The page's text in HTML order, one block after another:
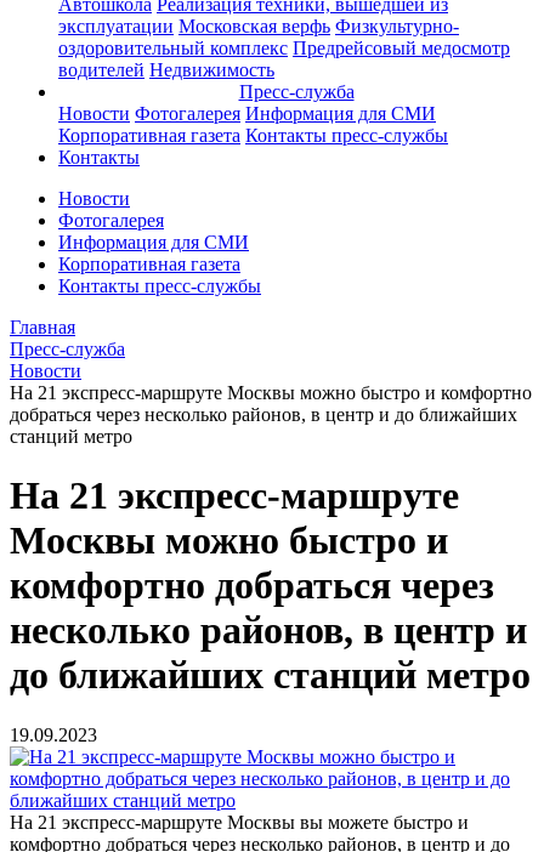
Автошкола Реализация техники, вышедшей из
эксплуатации Московская верфь Физкультурно-
оздоровительный комплекс Предрейсовый медосмотр
водителей Недвижимость
Пресс-служба
Новости Фотогалерея Информация для СМИ
Корпоративная газета Контакты пресс-службы
Контакты
Новости
Фотогалерея
Информация для СМИ
Корпоративная газета
Контакты пресс-службы
Главная
Пресс-служба
Новости
На 21 экспресс-маршруте Москвы можно быстро и комфортно
добраться через несколько районов, в центр и до ближайших
станций метро
На 21 экспресс-маршруте
Москвы можно быстро и
комфортно добраться через
несколько районов, в центр и
до ближайших станций метро
19.09.2023
На 21 экспресс-маршруте Москвы вы можете быстро и
комфортно добраться через несколько районов, в центр и до